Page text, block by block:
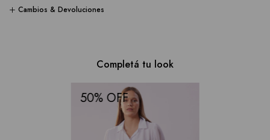
Cambios & Devoluciones
Completá tu look
50